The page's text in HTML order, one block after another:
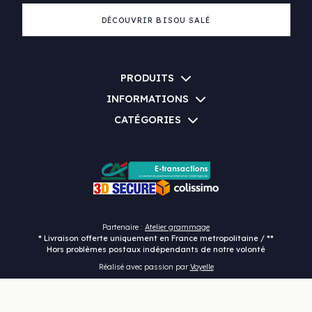
DÉCOUVRIR BISOU SALÉ
PRODUITS
INFORMATIONS
CATÉGORIES
Partenaire : Atelier grammage
* Livraison offerte uniquement en France metropolitaine / **
Hors problèmes postaux indépendants de notre volonté
Réalisé avec passion parVoyelle